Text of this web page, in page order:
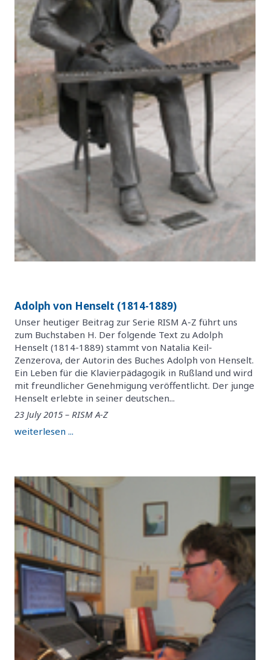
Adolph von Henselt (1814-1889)
Unser heutiger Beitrag zur Serie RISM A-Z führt uns
zum Buchstaben H. Der folgende Text zu Adolph
Henselt (1814-1889) stammt von Natalia Keil-
Zenzerova, der Autorin des Buches Adolph von Henselt.
Ein Leben für die Klavierpädagogik in Rußland und wird
mit freundlicher Genehmigung veröffentlicht. Der junge
Henselt erlebte in seiner deutschen...
23 July 2015 – RISM A-Z
weiterlesen ...